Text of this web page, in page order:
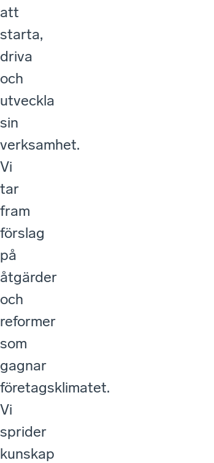
att
starta,
driva
och
utveckla
sin
verksamhet.
Vi
tar
fram
förslag
på
åtgärder
och
reformer
som
gagnar
företagsklimatet.
Vi
sprider
kunskap